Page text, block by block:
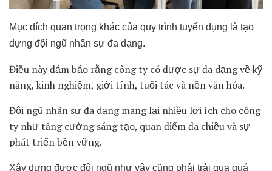
Mục đích quan trọng khác của quy trình tuyển dụng là tạo
dựng đội ngũ nhân sự đa dạng.
Điều này đảm bảo rằng công ty có được sự đa dạng về kỹ
năng, kinh nghiệm, giới tính, tuổi tác và nền văn hóa.
Đội ngũ nhân sự đa dạng mang lại nhiều lợi ích cho công
ty như tăng cường sáng tạo, quan điểm đa chiều và sự
phát triển bền vững.
Xây dựng được đội ngũ như vậy cũng phải trải qua quá